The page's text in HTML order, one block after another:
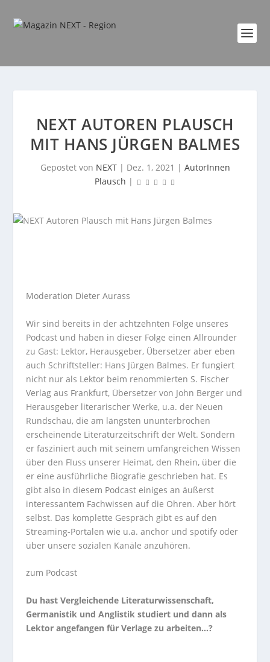
NEXT AUTOREN PLAUSCH
MIT HANS JÜRGEN BALMES
Gepostet von NEXT| Dez. 1, 2021 | AutorInnen
Plausch |
Moderation Dieter Aurass
Wir sind bereits in der achtzehnten Folge unseres
Podcast und haben in dieser Folge einen Allrounder
zu Gast: Lektor, Herausgeber, Übersetzer aber eben
auch Schriftsteller: Hans Jürgen Balmes. Er fungiert
nicht nur als Lektor beim renommierten S. Fischer
Verlag aus Frankfurt, Übersetzer von John Berger und
Herausgeber literarischer Werke, u.a. der Neuen
Rundschau, die am längsten ununterbrochen
erscheinende Literaturzeitschrift der Welt. Sondern
er fasziniert auch mit seinem umfangreichen Wissen
über den Fluss unserer Heimat, den Rhein, über die
er eine ausführliche Biografie geschrieben hat. Es
gibt also in diesem Podcast einiges an äußerst
interessantem Fachwissen auf die Ohren. Aber hört
selbst. Das komplette Gespräch gibt es auf den
Streaming-Portalen wie u.a. anchor und spotify oder
über unsere sozialen Kanäle anzuhören.
zum Podcast
Du hast Vergleichende Literaturwissenschaft,
Germanistik und Anglistik studiert und dann als
Lektor angefangen für Verlage zu arbeiten…?